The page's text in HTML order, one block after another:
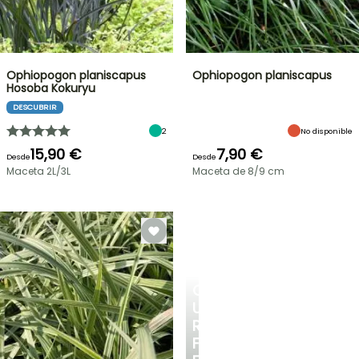
UN
RINCÓN
FRESCO
Ophiopogon planiscapus
Hosoba Kokuryu
DESCUBRIR
2
Desde15,90 €
Maceta 2L/3L
Ophiopogon planiscapus
No disponible
Desde7,90 €
Maceta de 8/9 cm